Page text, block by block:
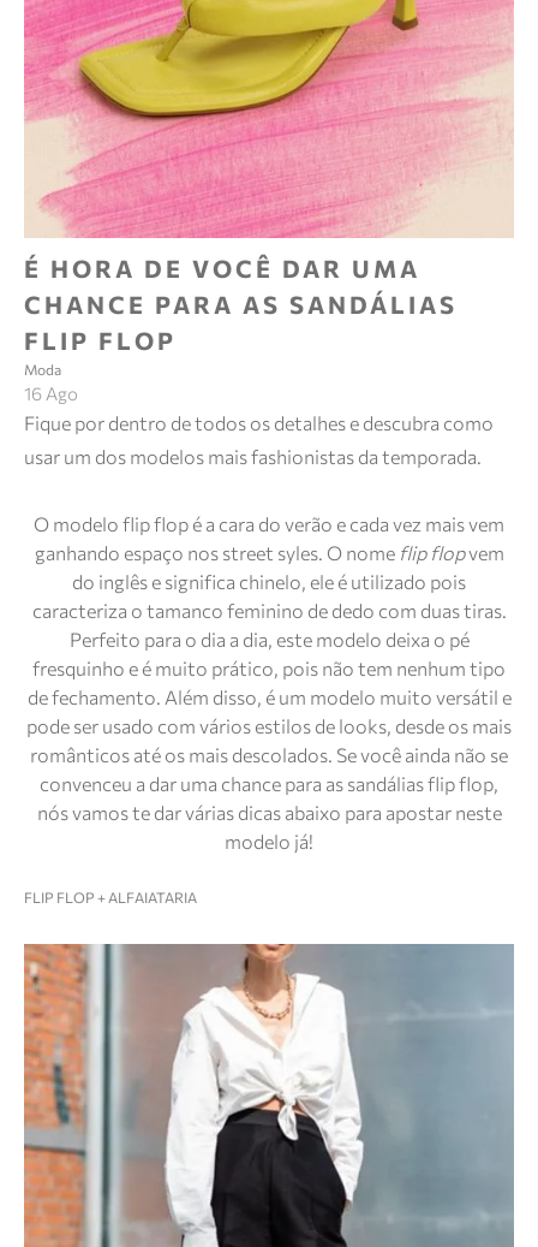
É HORA DE VOCÊ DAR UMA
CHANCE PARA AS SANDÁLIAS
FLIP FLOP
Moda
16 Ago
Fique por dentro de todos os detalhes e descubra como
usar um dos modelos mais fashionistas da temporada.
O modelo flip flop é a cara do verão e cada vez mais vem
ganhando espaço nos street syles. O nomeflip flopvem
do inglês e significa chinelo, ele é utilizado pois
caracteriza o tamanco feminino de dedo com duas tiras.
Perfeito para o dia a dia, este modelo deixa o pé
fresquinho e é muito prático, pois não tem nenhum tipo
de fechamento. Além disso, é um modelo muito versátil e
pode ser usado com vários estilos de looks, desde os mais
românticos até os mais descolados. Se você ainda não se
convenceu a dar uma chance para as sandálias flip flop,
nós vamos te dar várias dicas abaixo para apostar neste
modelo já!
FLIP FLOP + ALFAIATARIA